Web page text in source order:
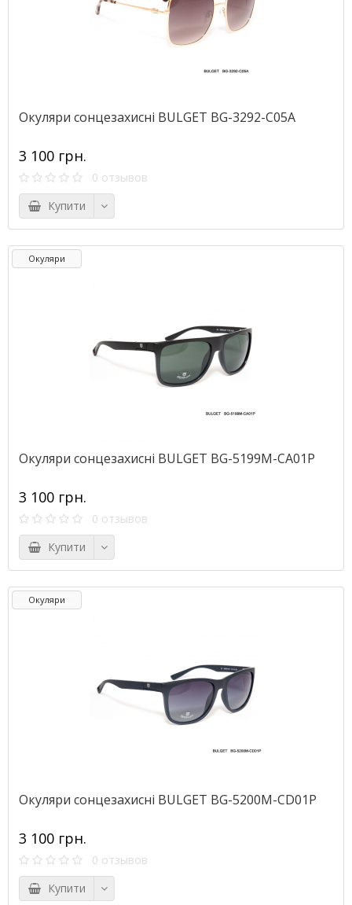
Окуляри сонцезахисні BULGET BG-3292-C05A
3 100 грн.
0 отзывов
Купити
Окуляри
Окуляри сонцезахисні BULGET BG-5199M-CA01P
3 100 грн.
0 отзывов
Купити
Окуляри
Окуляри сонцезахисні BULGET BG-5200M-CD01P
3 100 грн.
0 отзывов
Купити